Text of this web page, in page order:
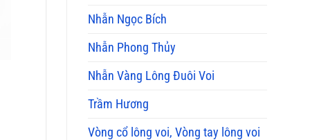
Nhẫn Ngọc Bích
Nhẫn Phong Thủy
Nhẫn Vàng Lông Đuôi Voi
Trầm Hương
Vòng cổ lông voi, Vòng tay lông voi